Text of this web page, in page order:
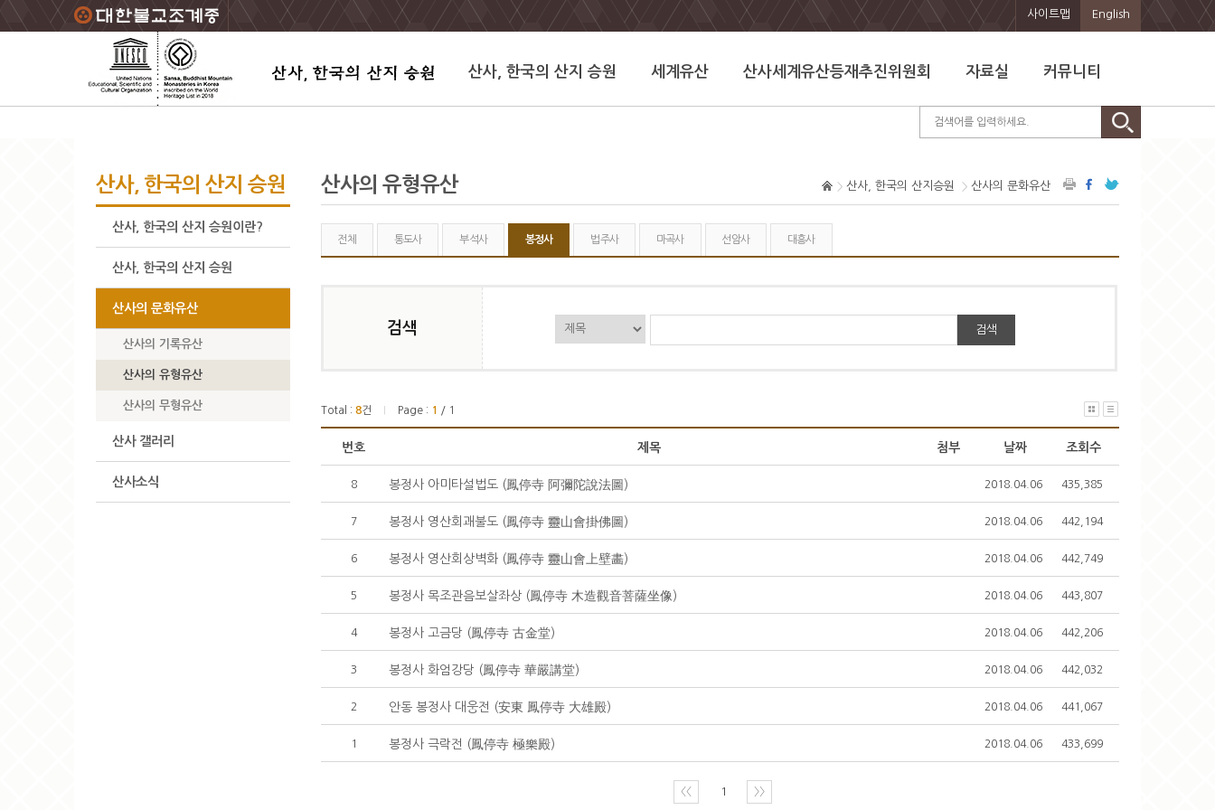
주요메뉴 바로가기
본문 바로가기
하단메뉴 바로가기 사이트맵 English
산사, 한국의 산지 승원 세계유산 산사세계유산등재추진위원회 자료실 커뮤니티
산사, 한국의 산지 승원
산사, 한국의 산지 승원이란?
산사, 한국의 산지 승원
산사의 문화유산
산사의 기록유산
산사의 유형유산
산사의 무형유산
산사 갤러리
산사소식
산사의 유형유산 산사, 한국의 산지승원 산사의 문화유산
전체 통도사 부석사 봉정사 법주사 마곡사 선암사 대흥사
검색 검색
Total : 8건 Page : 1 / 1
번호 제목 첨부 날짜 조회수
8 봉정사 아미타설법도 (鳳停寺 阿彌陀說法圖) 2018.04.06 435,385
7 봉정사 영산회괘불도 (鳳停寺 靈山會掛佛圖) 2018.04.06 442,194
6 봉정사 영산회상벽화 (鳳停寺 靈山會上壁畵) 2018.04.06 442,749
5 봉정사 목조관음보살좌상 (鳳停寺 木造觀音菩薩坐像) 2018.04.06 443,807
4 봉정사 고금당 (鳳停寺 古金堂) 2018.04.06 442,206
3 봉정사 화엄강당 (鳳停寺 華嚴講堂) 2018.04.06 442,032
2 안동 봉정사 대웅전 (安東 鳳停寺 大雄殿) 2018.04.06 441,067
1 봉정사 극락전 (鳳停寺 極樂殿) 2018.04.06 433,699
〈〈 1 〉〉